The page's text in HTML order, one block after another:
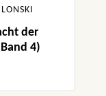
der
4)